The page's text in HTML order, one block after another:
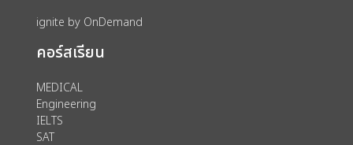
account_circle เข้าสู่ระบบ
assignment ลงทะเบียน
ignite by OnDemand
คอร์สเรียน
MEDICAL
Engineering
IELTS
SAT